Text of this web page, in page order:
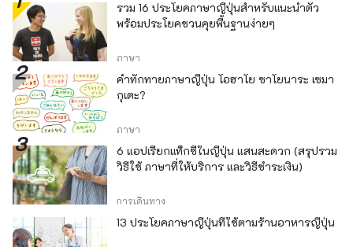
รวม 16 ประโยคภาษาญี่ปุ่นสำหรับแนะนำตัว
พร้อมประโยคชวนคุยพื้นฐานง่ายๆ
ภาษา
คำทักทายภาษาญี่ปุ่น โอฮาโย ซาโยนาระ เซมา
กุเตะ?
ภาษา
6 แอปเรียกแท็กซี่ในญี่ปุ่น แสนสะดวก (สรุปรวม
วิธีใช้ ภาษาที่ให้บริการ และวิธีชำระเงิน)
การเดินทาง
13 ประโยคภาษาญี่ปุ่นที่ใช้ตามร้านอาหารญี่ปุ่น